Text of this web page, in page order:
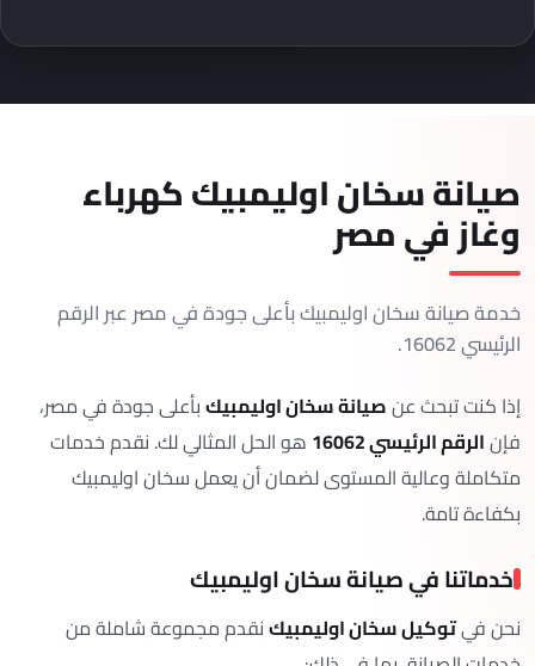
صيانة سخان اوليمبيك كهرباء
وغاز في مصر
خدمة صيانة سخان اوليمبيك بأعلى جودة في مصر عبر الرقم
الرئيسي 16062.
إذا كنت تبحث عنصيانة سخان اوليمبيكبأعلى جودة في مصر،
فإنالرقم الرئيسي 16062
هو الحل المثالي لك. نقدم خدمات
متكاملة وعالية المستوى لضمان أن يعمل سخان اوليمبيك
بكفاءة تامة.
خدماتنا في صيانة سخان اوليمبيك
نحن فيتوكيل سخان اوليمبيكنقدم مجموعة شاملة من